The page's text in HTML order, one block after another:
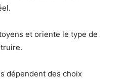
et oriente le type de
dépendent des choix